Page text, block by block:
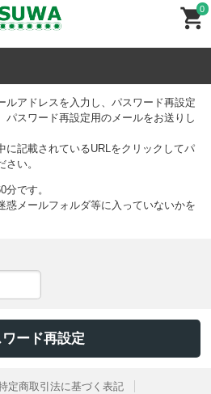
0
ルアドレスを入力し、パスワード再設定
パスワード再設定用のメールをお送りし
に記載されているURLをクリックしてパ
い。
です。
メールフォルダ等に入っていないかを
定商取引法に基づく表記